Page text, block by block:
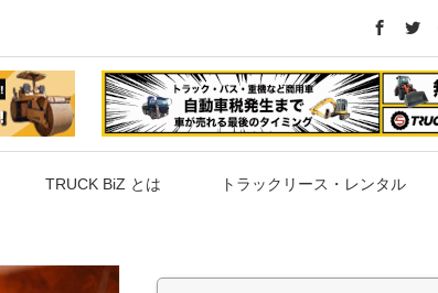
TRUCK BiZ とは トラックリース・レンタル